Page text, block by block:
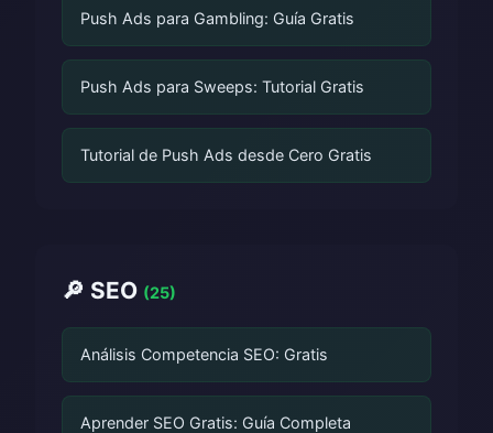
Push Ads para Gambling: Guía Gratis
Push Ads para Sweeps: Tutorial Gratis
Tutorial de Push Ads desde Cero Gratis
🔎 SEO (25)
Análisis Competencia SEO: Gratis
Aprender SEO Gratis: Guía Completa